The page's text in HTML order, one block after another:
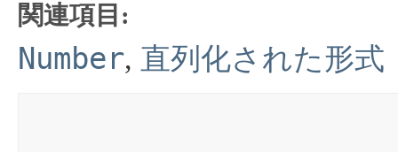
関連項目:
Number, 直列化された形式